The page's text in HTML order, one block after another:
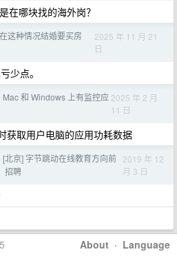
在哪块找的海外岗？
这种情况结婚要买房
2025 年 11 月 21
日
少点。
Mac 和 Windows 上有监控应 2025 年 2 月
11 日
获取用户电脑的应用功耗数据
[北京] 字节跳动在线教育方向前
招聘
2019 年 12
月 3 日
About · Language